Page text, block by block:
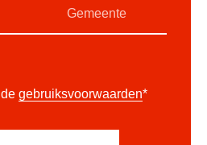
gebruiksvoorwaarden*